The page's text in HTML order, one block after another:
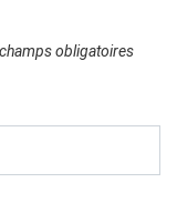
obligatoires